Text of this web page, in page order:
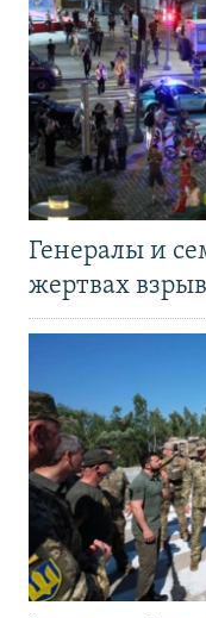
Генералы и
жертвах